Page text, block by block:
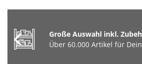
Große Auswahl inkl.
Über 60.000 Artikel für